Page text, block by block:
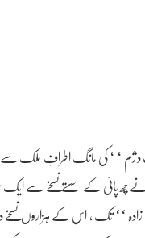
‘ ‘ کی مانگ اطرافِ ملک سے
چھ پائی کے سستے نسخے سے ایک
عرشی زادہ ‘‘ تک ، اس کے ہزاروں نسخے